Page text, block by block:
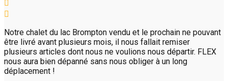
Notre chalet du lac Brompton vendu et le prochain ne pouvant
être livré avant plusieurs mois, il nous fallait remiser
plusieurs articles dont nous ne voulions nous départir. FLEX
nous aura bien dépanné sans nous obliger à un long
déplacement !